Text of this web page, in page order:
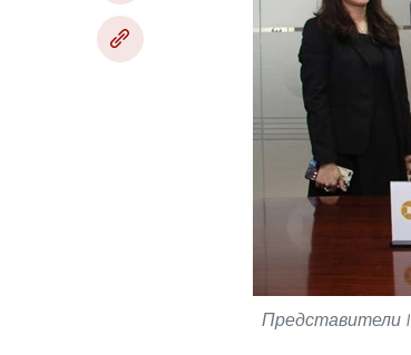
Представители